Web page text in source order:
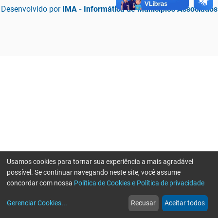
Desenvolvido por IMA - Informática de Municípios Associados
web
Notícias
more_horiz
Mais
Usamos cookies para tornar sua experiência a mais agradável
possível. Se continuar navegando neste site, você assume
concordar com nossa Política de Cookies e Política de privacidade
Gerenciar Cookies... Recusar Aceitar todos
Erro ao enviar informações, por favor tente novamente